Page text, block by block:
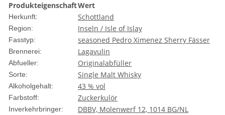
ProdukteigenschaftWert
Herkunft: Schottland
Region: Inseln / Isle of Islay
Fasstyp: seasoned Pedro Ximenez Sherry Fässer
Brennerei: Lagavulin
Abfueller: Originalabfüller
Sorte: Single Malt Whisky
Alkoholgehalt: 43 % vol
Farbstoff: Zuckerkulör
Inverkehrbringer: DBBV, Molenwerf 12, 1014 BG/NL